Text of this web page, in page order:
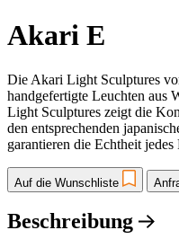
Akari E
Die Akari Light Sculptures
handgefertigte Leuchten aus
Light Sculptures zeigt die
den entsprechenden
garantieren die Echtheit jedes
Auf die Wunschliste
Beschreibung